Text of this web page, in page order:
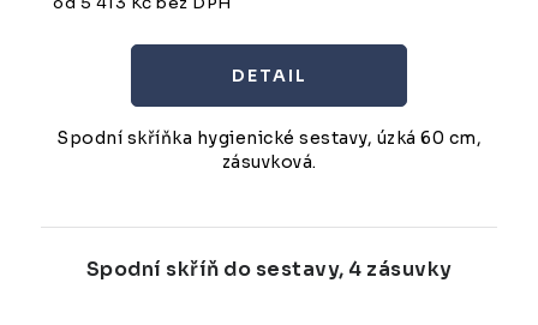
Spodní skříňka hygienické sestavy, úzká 60 cm,
zásuvková.
Spodní skříň do sestavy, 4 zásuvky